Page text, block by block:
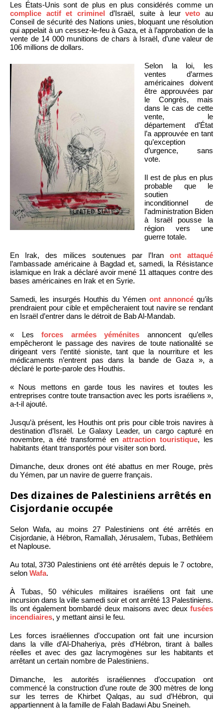
Les États-Unis sont de plus en plus considérés comme un
complice actif et criminel
d’Israël, suite à leurveto au
Conseil de sécurité des Nations unies, bloquant une résolution
qui appelait à un cessez-le-feu à Gaza, et à l’approbation de la
vente de 14 000 munitions de chars à Israël, d’une valeur de
106 millions de dollars.
Selon la loi, les
ventes d’armes
américaines doivent
être approuvées par
le Congrès, mais
dans le cas de cette
vente, le
département d’État
l’a approuvée en tant
qu’exception
d’urgence, sans
vote.
Il est de plus en plus
probable que le
soutien
inconditionnel de
l’administration Biden
à Israël pousse la
région vers une
guerre totale.
En Irak, des milices soutenues par l’Iran ont attaqué
l’ambassade américaine à Bagdad et, samedi, la Résistance
islamique en Irak a déclaré avoir mené 11 attaques contre des
bases américaines en Irak et en Syrie.
Samedi, les insurgés Houthis du Yémen ont annoncéqu’ils
prendraient pour cible et empêcheraient tout navire se rendant
en Israël d’entrer dans le détroit de Bab Al-Mandab.
« Les forces armées yéménites annoncent qu’elles
empêcheront le passage des navires de toute nationalité se
dirigeant vers l’entité sioniste, tant que la nourriture et les
médicaments n’entrent pas dans la bande de Gaza », a
déclaré le porte-parole des Houthis.
« Nous mettons en garde tous les navires et toutes les
entreprises contre toute transaction avec les ports israéliens »,
a-t-il ajouté.
Jusqu’à présent, les Houthis ont pris pour cible trois navires à
destination d’Israël. Le Galaxy Leader, un cargo capturé en
novembre, a été transformé en attraction touristique, les
habitants étant transportés pour visiter son bord.
Dimanche, deux drones ont été abattus en mer Rouge, près
du Yémen, par un navire de guerre français.
Des dizaines de Palestiniens arrêtés en
Cisjordanie occupée
Selon Wafa, au moins 27 Palestiniens ont été arrêtés en
Cisjordanie, à Hébron, Ramallah, Jérusalem, Tubas, Bethléem
et Naplouse.
Au total, 3730 Palestiniens ont été arrêtés depuis le 7 octobre,
selon Wafa.
À Tubas, 50 véhicules militaires israéliens ont fait une
incursion dans la ville samedi soir et ont arrêté 13 Palestiniens.
Ils ont également bombardé deux maisons avec deux fusées
incendiaires, y mettant ainsi le feu.
Les forces israéliennes d’occupation ont fait une incursion
dans la ville d’Al-Dhaheriya, près d’Hébron, tirant à balles
réelles et avec des gaz lacrymogènes sur les habitants et
arrêtant un certain nombre de Palestiniens.
Dimanche, les autorités israéliennes d’occupation ont
commencé la construction d’une route de 300 mètres de long
sur les terres de Khirbet Qalqas, au sud d’Hébron, qui
appartiennent à la famille de Falah Badawi Abu Sneineh.